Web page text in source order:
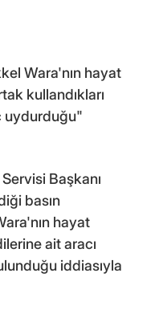
Wara'nın hayat
kullandıkları
uydurduğu"
Başkanı
basın
hayat
ait aracı
iddiasıyla